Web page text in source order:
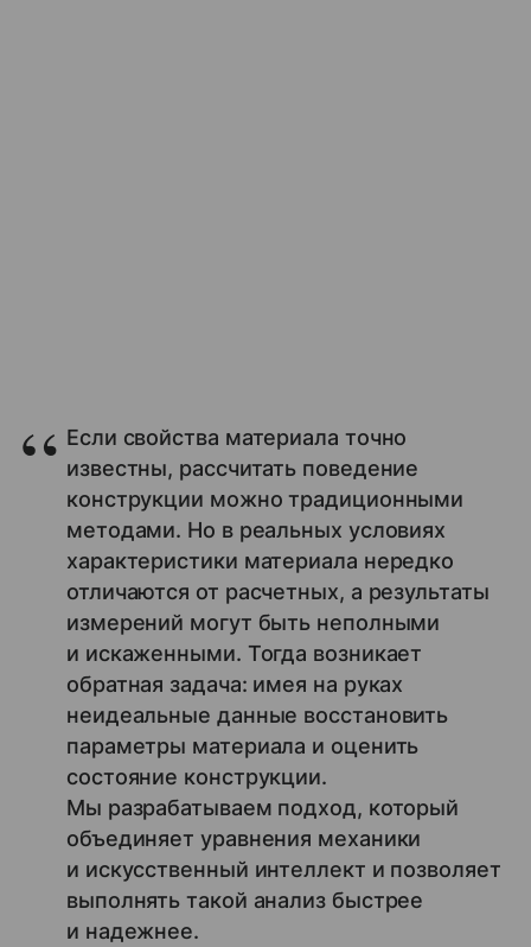
Если свойства материала точно
известны, рассчитать поведение
конструкции можно традиционными
методами. Но в реальных условиях
характеристики материала нередко
отличаются от расчетных, а результаты
измерений могут быть неполными
и искаженными. Тогда возникает
обратная задача: имея на руках
неидеальные данные восстановить
параметры материала и оценить
состояние конструкции.
Мы разрабатываем подход, который
объединяет уравнения механики
и искусственный интеллект и позволяет
выполнять такой анализ быстрее
и надежнее.